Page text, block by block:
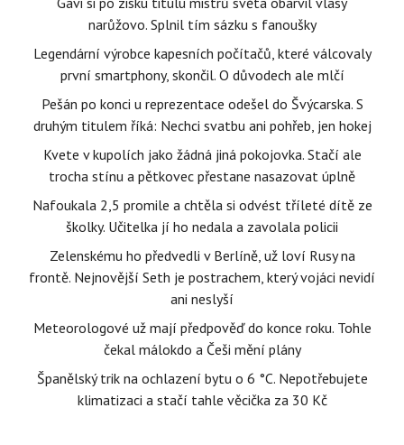
narůžovo. Splnil tím sázku s fanoušky
Legendární výrobce kapesních počítačů, které válcovaly
první smartphony, skončil. O důvodech ale mlčí
Pešán po konci u reprezentace odešel do Švýcarska. S
druhým titulem říká: Nechci svatbu ani pohřeb, jen hokej
Kvete v kupolích jako žádná jiná pokojovka. Stačí ale
trocha stínu a pětkovec přestane nasazovat úplně
Nafoukala 2,5 promile a chtěla si odvést tříleté dítě ze
školky. Učitelka jí ho nedala a zavolala policii
Zelenskému ho předvedli v Berlíně, už loví Rusy na
frontě. Nejnovější Seth je postrachem, který vojáci nevidí
ani neslyší
Meteorologové už mají předpověď do konce roku. Tohle
čekal málokdo a Češi mění plány
Španělský trik na ochlazení bytu o 6 °C. Nepotřebujete
klimatizaci a stačí tahle věcička za 30 Kč